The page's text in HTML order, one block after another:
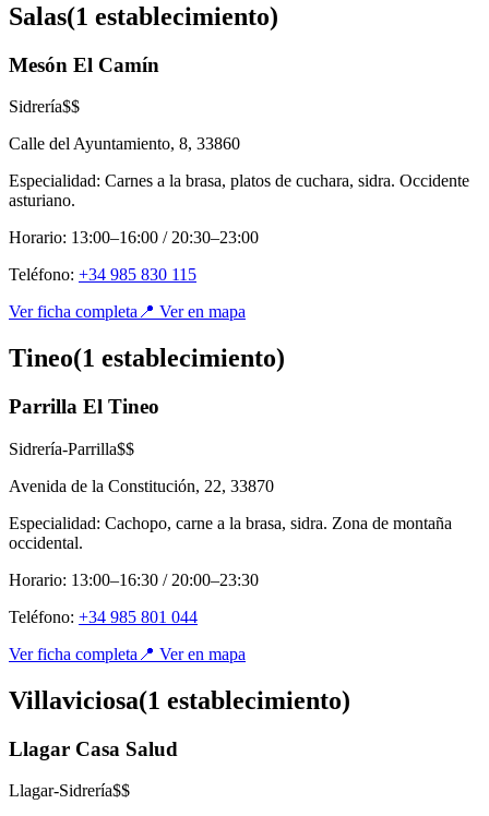
Salas(1 establecimiento)
Mesón El Camín
Sidrería$$
Calle del Ayuntamiento, 8, 33860
Especialidad: Carnes a la brasa, platos de cuchara, sidra. Occidente
asturiano.
Horario: 13:00–16:00 / 20:30–23:00
Teléfono: +34 985 830 115
Ver ficha completa 📍 Ver en mapa
Tineo(1 establecimiento)
Parrilla El Tineo
Sidrería-Parrilla$$
Avenida de la Constitución, 22, 33870
Especialidad: Cachopo, carne a la brasa, sidra. Zona de montaña
occidental.
Horario: 13:00–16:30 / 20:00–23:30
Teléfono: +34 985 801 044
Ver ficha completa 📍 Ver en mapa
Villaviciosa(1 establecimiento)
Llagar Casa Salud
Llagar-Sidrería$$